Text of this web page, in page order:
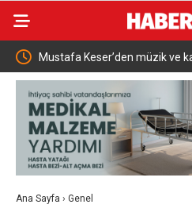
Mustafa Keser’den müzik ve
Ana Sayfa › Genel